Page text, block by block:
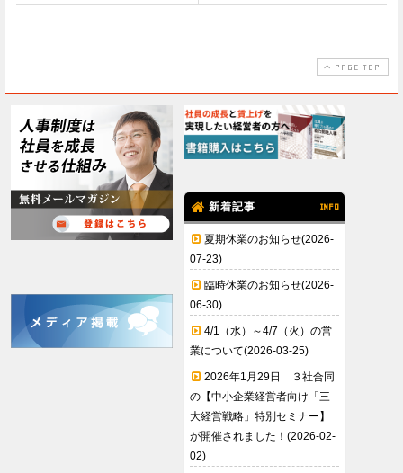
PAGE TOP
新着記事 INFO
夏期休業のお知らせ(2026-
07-23)
臨時休業のお知らせ(2026-
06-30)
4/1（水）～4/7（火）の営
業について(2026-03-25)
2026年1月29日 ３社合同
の【中小企業経営者向け「三
大経営戦略」特別セミナー】
が開催されました！(2026-02-
02)